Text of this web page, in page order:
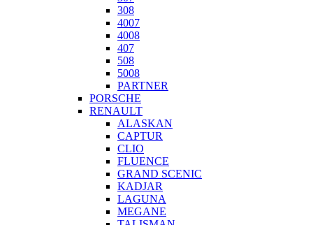
308
4007
4008
407
508
5008
PARTNER
PORSCHE
RENAULT
ALASKAN
CAPTUR
CLIO
FLUENCE
GRAND SCENIC
KADJAR
LAGUNA
MEGANE